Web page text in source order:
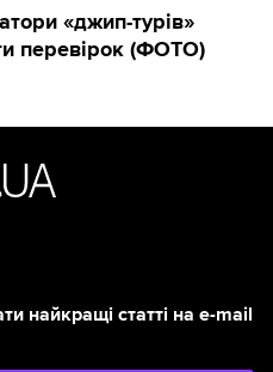
«джип-турів»
перевірок (ФОТО)
найкращі статті на e-mail